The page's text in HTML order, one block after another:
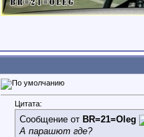
Цитата:
Сообщение от BR=21=Oleg
А парашют где?